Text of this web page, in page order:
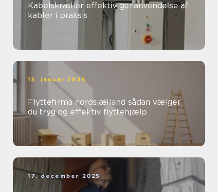
Kabelskræller effektiv genanvendelse af
kabler i praksis
15. januar 2026
Flyttefirma nordsjælland sådan vælger
du tryg og effektiv flyttehjælp
17. december 2025